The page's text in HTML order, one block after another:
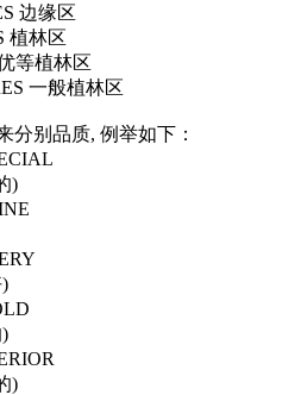
边缘区
植林区
等植林区
一般植林区
分别品质, 例举如下：
)
)